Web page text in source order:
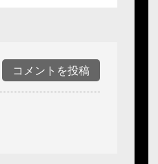
コメントを投稿